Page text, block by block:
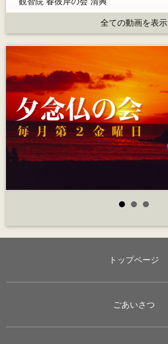
全ての動画を表示
トップページ
ごあいさつ